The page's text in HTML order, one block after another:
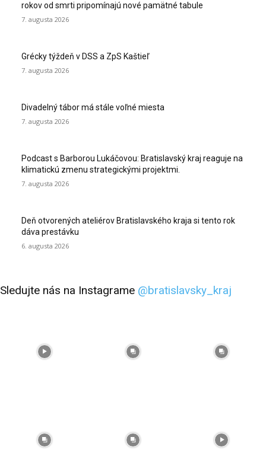
rokov od smrti pripomínajú nové pamätné tabule
7. augusta 2026
Grécky týždeň v DSS a ZpS Kaštieľ
7. augusta 2026
Divadelný tábor má stále voľné miesta
7. augusta 2026
Podcast s Barborou Lukáčovou: Bratislavský kraj reaguje na
klimatickú zmenu strategickými projektmi.
7. augusta 2026
Deň otvorených ateliérov Bratislavského kraja si tento rok
dáva prestávku
6. augusta 2026
Sledujte nás na Instagrame @bratislavsky_kraj